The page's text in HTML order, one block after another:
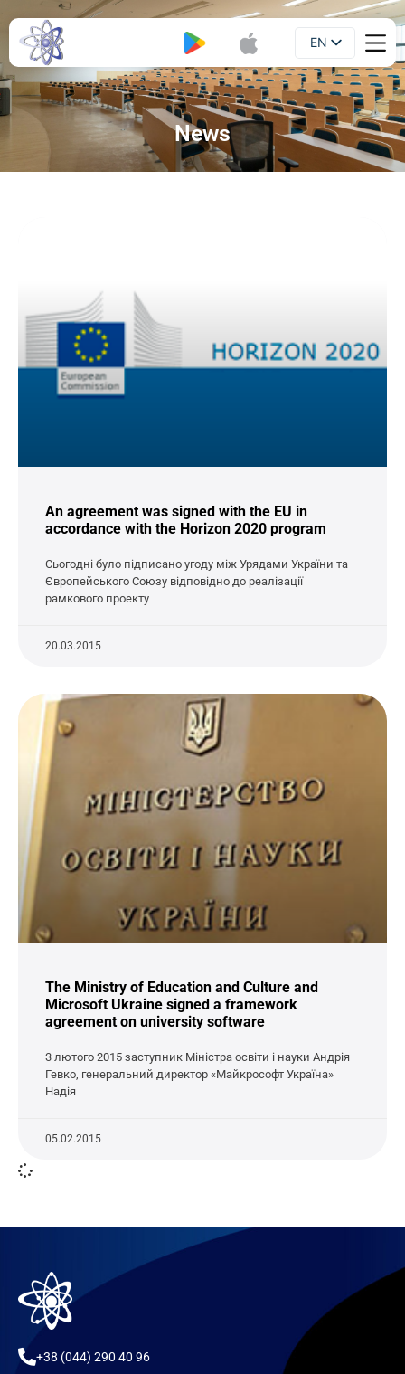
EN
UA
News
An agreement was signed with the EU in
accordance with the Horizon 2020 program
Сьогодні було підписано угоду між Урядами України та
Європейського Союзу відповідно до реалізації
рамкового проекту
20.03.2015
The Ministry of Education and Culture and
Microsoft Ukraine signed a framework
agreement on university software
3 лютого 2015 заступник Міністра освіти і науки Андрія
Гевко, генеральний директор «Майкрософт Україна»
Надія
05.02.2015
+38 (044) 290 40 96